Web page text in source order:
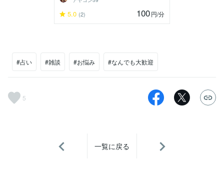
5.0 (2) 100円/分
#占い #雑談 #お悩み #なんでも大歓迎
5
一覧に戻る